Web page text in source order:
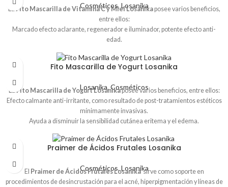
Cosméticos, Losanika
La Fito Mascarilla de Vitamina C y Miel Losanikaposee varios beneficios,
entre ellos:
Marcado efecto aclarante, regenerador e iluminador, potente efecto anti-
edad.
Recupera elasticidad y firmeza.
Fito Mascarilla de Yogurt Losanika
Losanika, Cosméticos
La Fito Mascarilla de Yogurt Losanikaposee varios beneficios, entre ellos:
Efecto calmante anti-irritante, como resultado de post-tratamientos estéticos
mínimamente invasivas.
Ayuda a disminuir la sensibilidad cutánea eritema y el edema.
Praimer de Ácidos Frutales Losanika
Cosméticos, Losanika
El Praimer de Ácidos Frutales Losanikasirve como soporte en
procedimientos de desincrustación para el acné, hiperpigmentación y líneas de